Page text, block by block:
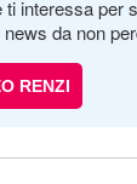
ti interessa per
da non
RENZI